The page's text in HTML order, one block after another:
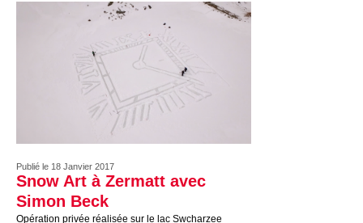
Publié le 18 Janvier 2017
Snow Art à Zermatt avec
Simon Beck
Opération privée réalisée sur le lac Swcharzee